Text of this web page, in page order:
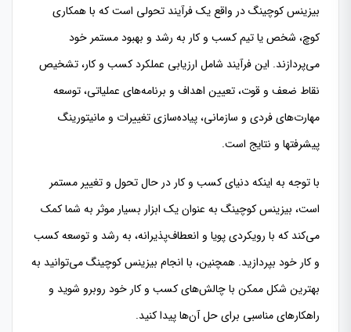
بیزینس کوچینگ در واقع یک فرآیند تحولی است که با همکاری
کوچ، شخص یا تیم کسب و کار به رشد و بهبود مستمر خود
می‌پردازند. این فرآیند شامل ارزیابی عملکرد کسب و کار، تشخیص
نقاط ضعف و قوت، تعیین اهداف و برنامه‌های عملیاتی، توسعه
مهارت‌های فردی و سازمانی، پیاده‌سازی تغییرات و مانیتورینگ
پیشرفتها و نتایج است.
با توجه به اینکه دنیای کسب و کار در حال تحول و تغییر مستمر
است، بیزینس کوچینگ به عنوان یک ابزار بسیار موثر به شما کمک
می‌کند که با رویکردی پویا و انعطاف‌پذیرانه، به رشد و توسعه کسب
و کار خود بپردازید. همچنین، با انجام بیزینس کوچینگ می‌توانید به
بهترین شکل ممکن با چالش‌های کسب و کار خود روبرو شوید و
راهکارهای مناسبی برای حل آن‌ها پیدا کنید.